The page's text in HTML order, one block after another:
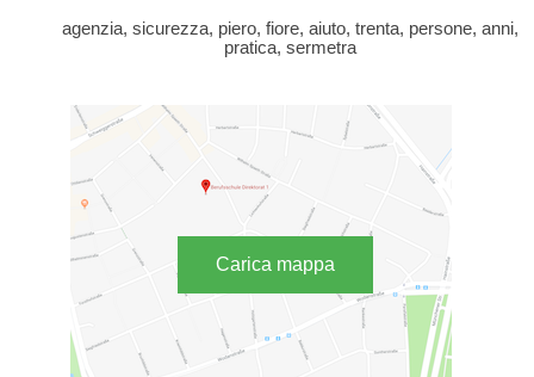
agenzia, sicurezza, piero, fiore, aiuto, trenta, persone, anni,
pratica, sermetra
Carica mappa